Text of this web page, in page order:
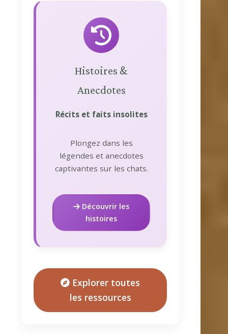
Histoires &
Anecdotes
Récits et faits insolites
Plongez dans les
légendes et anecdotes
captivantes sur les chats.
Découvrir les
histoires
Explorer toutes
les ressources